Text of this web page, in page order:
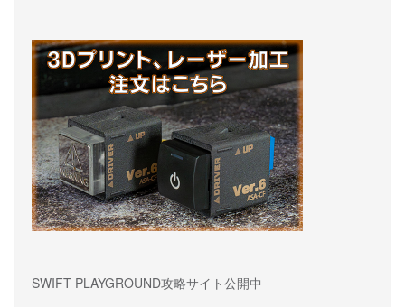
SWIFT PLAYGROUND攻略サイト公開中